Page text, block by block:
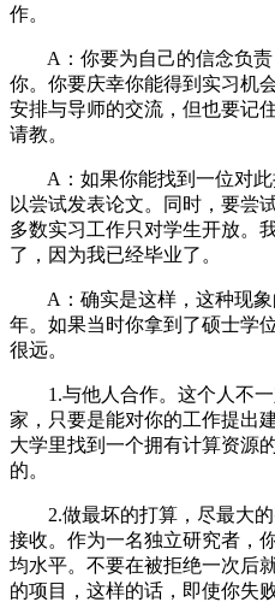
作。
A：你要为自己的信念负责
你。你要庆幸你能得到实习机
安排与导师的交流，但也要记
请教。
A：如果你能找到一位对此
以尝试发表论文。同时，要尝
多数实习工作只对学生开放。
了，因为我已经毕业了。
A：确实是这样，这种现象
年。如果当时你拿到了硕士学
很远。
1.与他人合作。这个人不一
家，只要是能对你的工作提出
大学里找到一个拥有计算资源
的。
2.做最坏的打算，尽最大的
接收。作为一名独立研究者，
均水平。不要在被拒绝一次后
的项目，这样的话，即使你失